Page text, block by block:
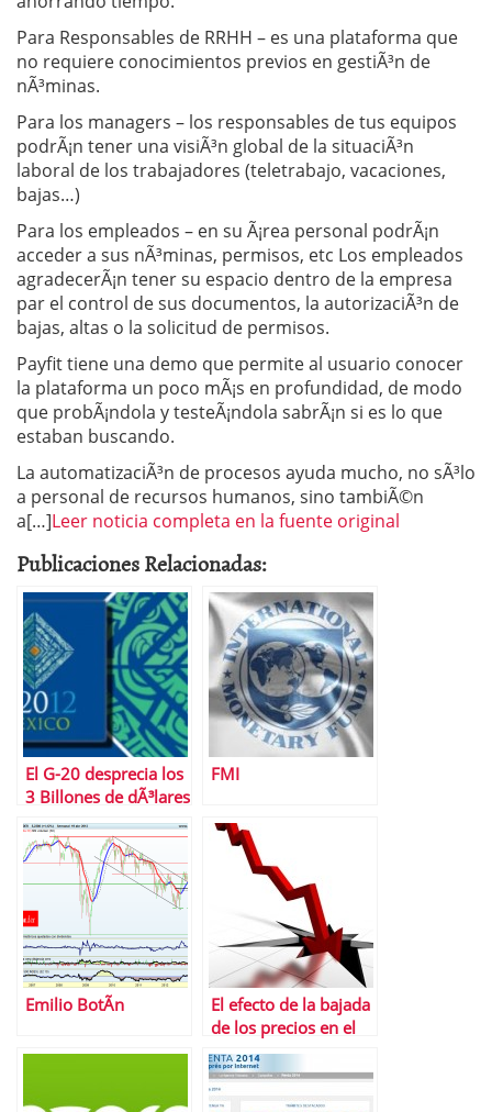
Para Responsables de RRHH – es una plataforma que
no requiere conocimientos previos en gestiÃ³n de
nÃ³minas.
Para los managers – los responsables de tus equipos
podrÃ¡n tener una visiÃ³n global de la situaciÃ³n
laboral de los trabajadores (teletrabajo, vacaciones,
bajas…)
Para los empleados – en su Ã¡rea personal podrÃ¡n
acceder a sus nÃ³minas, permisos, etc Los empleados
agradecerÃ¡n tener su espacio dentro de la empresa
par el control de sus documentos, la autorizaciÃ³n de
bajas, altas o la solicitud de permisos.
Payfit tiene una demo que permite al usuario conocer
la plataforma un poco mÃ¡s en profundidad, de modo
que probÃ¡ndola y testeÃ¡ndola sabrÃ¡n si es lo que
estaban buscando.
La automatizaciÃ³n de procesos ayuda mucho, no sÃ³lo
a personal de recursos humanos, sino tambiÃ©n
a[…]Leer noticia completa en la fuente original
Publicaciones Relacionadas:
El G-20 desprecia los
3 Billones de dÃ³lares
que se pierden en
corrupciÃ³n cada
aÃ±o
FMI
Emilio BotÃ­n
El efecto de la bajada
de los precios en el
empobrecimiento de
la poblaciÃ³n